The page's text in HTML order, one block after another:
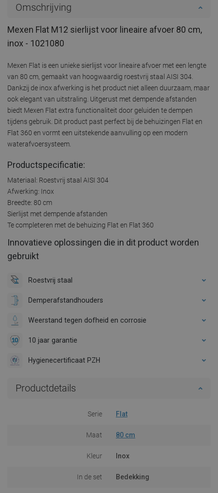
Omschrijving
Mexen Flat M12 sierlijst voor lineaire afvoer 80 cm,
inox - 1021080
Mexen Flat is een unieke sierlijst voor lineaire afvoer met een lengte
van 80 cm, gemaakt van hoogwaardig roestvrij staal AISI 304.
Dankzij de inox afwerking is het product niet alleen duurzaam, maar
ook elegant van uitstraling. Uitgerust met dempende afstanden
biedt Mexen Flat extra functionaliteit door geluiden te dempen
tijdens gebruik. Dit product past perfect bij de behuizingen Flat en
Flat 360 en vormt een uitstekende aanvulling op een modern
waterafvoersysteem.
Productspecificatie:
Materiaal: Roestvrij staal AISI 304
Afwerking: Inox
Breedte: 80 cm
Sierlijst met dempende afstanden
Te completeren met de behuizing Flat en Flat 360
Innovatieve oplossingen die in dit product worden
gebruikt
Roestvrij staal
Demperafstandhouders
Weerstand tegen dofheid en corrosie
10 jaar garantie
Hygienecertificaat PZH
Productdetails
Serie Flat
Maat 80 cm
Kleur Inox
In de set Bedekking